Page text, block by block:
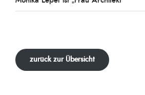
zurück zur Übersicht